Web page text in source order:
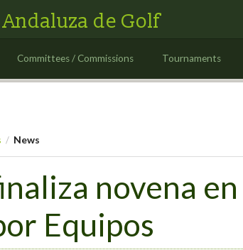
de Golf
Committees / Commissions Tournaments
/ News
novena
Equipos